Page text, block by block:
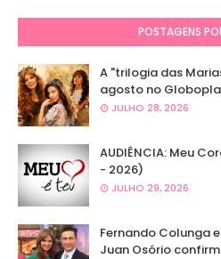
POSTAGENS
A "trilogia das
agosto no
JULHO 28, 2026
AUDIÊNCIA: Meu
- 2026)
JULHO 29, 2026
Fernando Colunga
Juan Osório